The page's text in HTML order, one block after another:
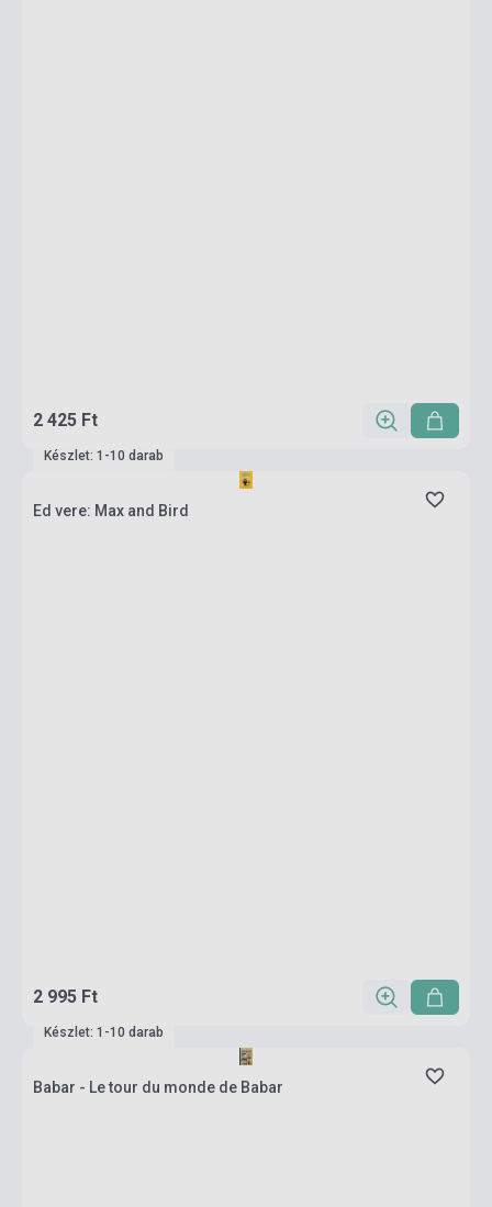
2 425 Ft
Készlet: 1-10 darab
Ed vere: Max and Bird
2 995 Ft
Készlet: 1-10 darab
Babar - Le tour du monde de Babar